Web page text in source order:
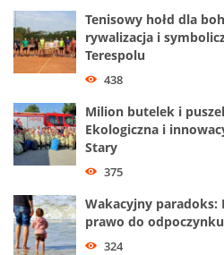
Tenisowy hołd dla
rywalizacja i
Terespolu
438
Milion butelek i
Ekologiczna i
Stary
375
Wakacyjny paradoks:
prawo do
324